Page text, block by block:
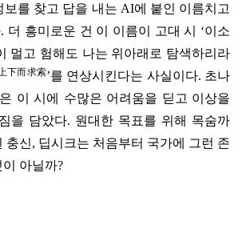
보를 찾고 답을 내는 AI에 붙인 이름치고
더 흥미로운 건 이 이름이 고대 시 ‘이소
멀고 험해도 나는 위아래로 탐색하리라
下而求索’를 연상시킨다는 사실이다. 초나
은 이 시에 수많은 어려움을 딛고 이상을
을 담았다. 원대한 목표를 위해 목숨까
충신, 딥시크는 처음부터 국가에 그런 존
아닐까?